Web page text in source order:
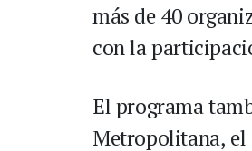
más de 40
con la
El programa
Metropolitana, el